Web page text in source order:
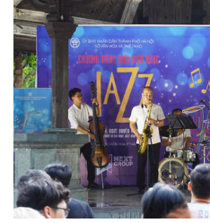
Club, mở ra một không gian âm
trung tâm Thủ đô.